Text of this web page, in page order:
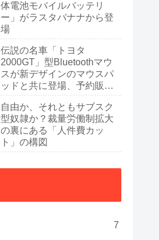
体電池モバイルバッテリ
ー」がラスタバナナから登
場
伝説の名車「トヨタ
2000GT」型Bluetoothマウ
スが新デザインのマウスパ
ッドと共に登場、予約販売
自由か、それともサブスク
型奴隷か？裁量労働制拡大
の裏にある「人件費カッ
ト」の構図
7